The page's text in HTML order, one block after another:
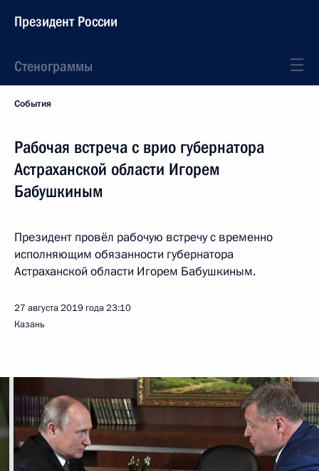
Президент России
Стенограммы
События
Рабочая встреча с врио губернатора
Астраханской области Игорем
Бабушкиным
Президент провёл рабочую встречу с временно
исполняющим обязанности губернатора
Астраханской области Игорем Бабушкиным.
27 августа 2019 года23:10
Казань